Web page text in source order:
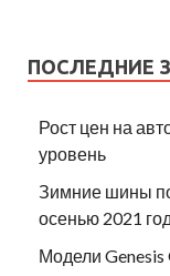
ПОСЛЕДНИЕ
Рост цен на
уровень
Зимние шины
осенью 2021
Модели